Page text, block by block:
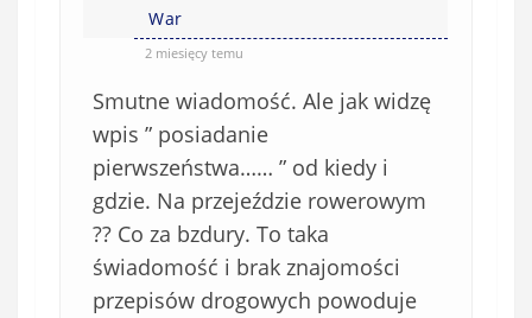
War
2 miesięcy temu
Smutne wiadomość. Ale jak widzę
wpis ” posiadanie
pierwszeństwa…… ” od kiedy i
gdzie. Na przejeździe rowerowym
?? Co za bzdury. To taka
świadomość i brak znajomości
przepisów drogowych powoduje